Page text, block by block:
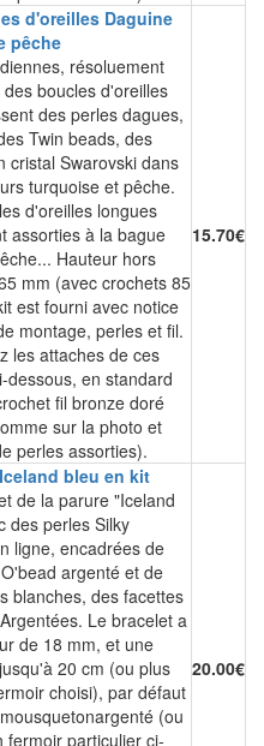
d'oreilles Daguine
pêche
résoluement
boucles d'oreilles
des perles dagues,
Twin beads, des
cristal Swarovski dans
turquoise et pêche.
d'oreilles longues
assorties à la bague
Hauteur hors
mm (avec crochets 85
est fourni avec notice
montage, perles et fil.
les attaches de ces
dessous, en standard
fil bronze doré
sur la photo et
perles assorties).
15.70€
bleu en kit
de la parure "Iceland
des perles Silky
ligne, encadrées de
argenté et de
blanches, des facettes
Le bracelet a
de 18 mm, et une
20 cm (ou plus
choisi), par défaut
(ou
fermoir particulier ci-
20.00€